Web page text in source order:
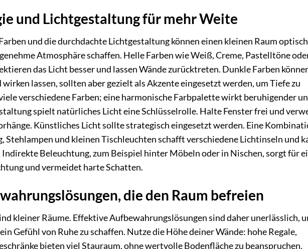
und Lichtgestaltung für mehr Weite
und die durchdachte Lichtgestaltung können einen kleinen Raum optisch
Atmosphäre schaffen. Helle Farben wie Weiß, Creme, Pastelltöne
das Licht besser und lassen Wände zurücktreten. Dunkle Farben
lassen, sollten aber gezielt als Akzente eingesetzt werden, um Tiefe zu
verschiedene Farben; eine harmonische Farbpalette wirkt beruhigender
spielt natürliches Licht eine Schlüsselrolle. Halte Fenster frei und
Künstliches Licht sollte strategisch eingesetzt werden. Eine
Stehlampen und kleinen Tischleuchten schafft verschiedene Lichtinseln und
Indirekte Beleuchtung, zum Beispiel hinter Möbeln oder in Nischen, sorgt für
und vermeidet harte Schatten.
die den Raum befreien
kleiner Räume. Effektive Aufbewahrungslösungen sind daher unerlässlich,
Gefühl von Ruhe zu schaffen. Nutze die Höhe deiner Wände: hohe Regale,
bieten viel Stauraum, ohne wertvolle Bodenfläche zu beanspruchen.